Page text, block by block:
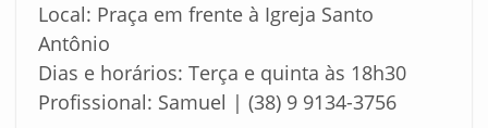
Local: Praça em frente à Igreja Santo
Antônio
Dias e horários: Terça e quinta às 18h30
Profissional: Samuel | (38) 9 9134-3756